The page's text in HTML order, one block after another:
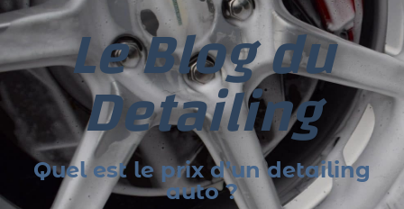
Le Blog du
Detailing
Quel est le prix d’un detailing
auto ?